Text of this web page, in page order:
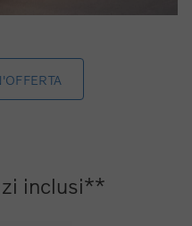
inclusi**